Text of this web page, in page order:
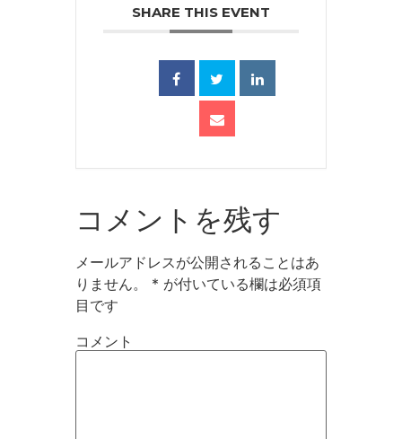
SHARE THIS EVENT
コメントを残す
メールアドレスが公開されることはあ
りません。
* が付いている欄は必須項
目です
コメント